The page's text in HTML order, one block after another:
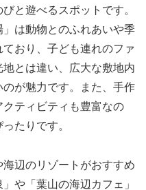
と遊べるスポットです。
は動物とのふれあいや季
おり、子ども連れのファ
とは違い、広大な敷地内
が魅力です。また、手作
ティビティも豊富なの
たりです。
辺のリゾートがおすすめ
や「葉山の海辺カフェ」